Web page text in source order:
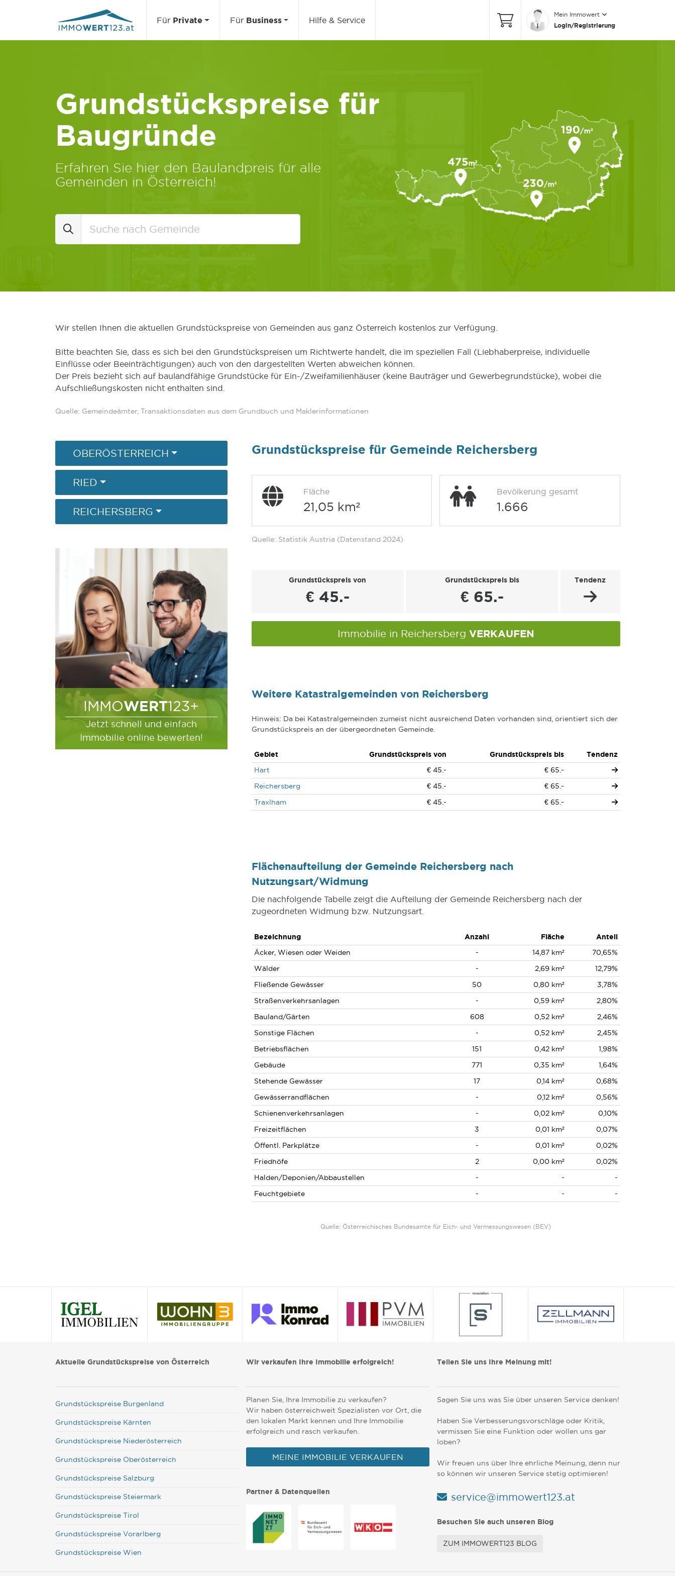
Für Private Für Business Hilfe & Service
Mein Immowert
Login/Registrierung
Grundstückspreise für
Baugründe
Erfahren Sie hier den Baulandpreis für alle
Gemeinden in Österreich!
Wir stellen Ihnen die aktuellen Grundstückspreise von Gemeinden aus ganz Österreich kostenlos zur Verfügung.
Bitte beachten Sie, dass es sich bei den Grundstückspreisen um Richtwerte handelt, die im speziellen Fall (Liebhaberpreise, individuelle
Einflüsse oder Beeinträchtigungen) auch von den dargestellten Werten abweichen können.
Der Preis bezieht sich auf baulandfähige Grundstücke für Ein-/Zweifamilienhäuser (keine Bauträger und Gewerbegrundstücke), wobei die
Aufschließungskosten nicht enthalten sind.
Quelle: Gemeindeämter, Transaktionsdaten aus dem Grundbuch und Maklerinformationen
OBERÖSTERREICH
RIED
REICHERSBERG
IMMOWERT123+
Jetzt schnell und einfach
Immobilie online bewerten!
Grundstückspreise für Gemeinde Reichersberg
Fläche
21,05 km²
Bevölkerung gesamt
1.666
Quelle: Statistik Austria (Datenstand 2024)
Grundstückspreis von
€ 45.-
Grundstückspreis bis
€ 65.-
Tendenz
Immobilie in Reichersberg VERKAUFEN
Weitere Katastralgemeinden von Reichersberg
Hinweis: Da bei Katastralgemeinden zumeist nicht ausreichend Daten vorhanden sind, orientiert sich der
Grundstückspreis an der übergeordneten Gemeinde.
Gebiet Grundstückspreis von Grundstückspreis bis
Tendenz
Hart
€ 45.-
€ 65.-
Reichersberg
€ 45.-
€ 65.-
Traxlham
€ 45.- € 65.-
Flächenaufteilung der Gemeinde Reichersberg nach
Nutzungsart/Widmung
Die nachfolgende Tabelle zeigt die Aufteilung der Gemeinde Reichersberg nach der
zugeordneten Widmung bzw. Nutzungsart.
Bezeichnung Anzahl Fläche
Anteil
Äcker, Wiesen oder Weiden
- 14,87 km²
70,65%
Wälder
- 2,69 km²
12,79%
Fließende Gewässer
50 0,80 km²
3,78%
Straßenverkehrsanlagen
- 0,59 km²
2,80%
Bauland/Gärten
608 0,52 km²
2,46%
Sonstige Flächen
- 0,52 km²
2,45%
Betriebsflächen
151 0,42 km²
1,98%
Gebäude
771 0,35 km²
1,64%
Stehende Gewässer
17 0,14 km²
0,68%
Gewässerrandflächen
- 0,12 km²
0,56%
Schienenverkehrsanlagen
- 0,02 km²
0,10%
Freizeitflächen
3 0,01 km²
0,07%
Öffentl. Parkplätze
- 0,01 km²
0,02%
Friedhöfe
2 0,00 km²
0,02%
Halden/Deponien/Abbaustellen
- -
-
Feuchtgebiete
- - -
Quelle: Österreichisches Bundesamte für Eich- und Vermessungswesen (BEV)
Aktuelle Grundstückspreise von Österreich
Grundstückspreise Burgenland
Grundstückspreise Kärnten
Grundstückspreise Niederösterreich
Grundstückspreise Oberösterreich
Grundstückspreise Salzburg
Grundstückspreise Steiermark
Grundstückspreise Tirol
Grundstückspreise Vorarlberg
Grundstückspreise Wien
Wir verkaufen Ihre Immobilie erfolgreich!
Planen Sie, Ihre Immobilie zu verkaufen?
Wir haben österreichweit Spezialisten vor Ort, die
den lokalen Markt kennen und Ihre Immobilie
erfolgreich und rasch verkaufen.
MEINE IMMOBILIE VERKAUFEN
Partner & Datenquellen
Teilen Sie uns Ihre Meinung mit!
Sagen Sie uns was Sie über unseren Service denken!
Haben Sie Verbesserungsvorschläge oder Kritik,
vermissen Sie eine Funktion oder wollen uns gar
loben?
Wir freuen uns über Ihre ehrliche Meinung, denn nur
so können wir unseren Service stetig optimieren!
service@immowert123.at
Besuchen Sie auch unseren Blog
ZUM IMMOWERT123 BLOG